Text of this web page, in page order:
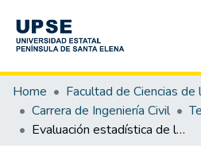
Communities & Collections
All of DSpace
Statistics
Home
Carrera de Ingeniería Civil
Evaluación estadística de los parámetros de análisis físico, químico y bacteriológico de los afluentes y efluentes del sistema de tratamiento de aguas residuales ubicado a un costado de la vía Punta Carnero del cantón Salinas.